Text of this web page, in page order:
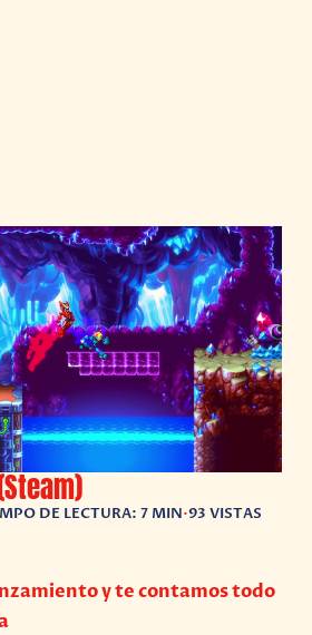
DE LECTURA: 7 MIN•93 VISTAS
y te contamos todo